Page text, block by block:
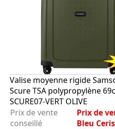
Valise moyenne rigide
Scure TSA polypropylène
SCURE07-VERT OLIVE
Prix de vente
conseillé
Prix de
Bleu